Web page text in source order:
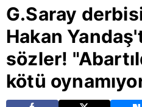
G.Saray
Hakan
sözler!
kötü